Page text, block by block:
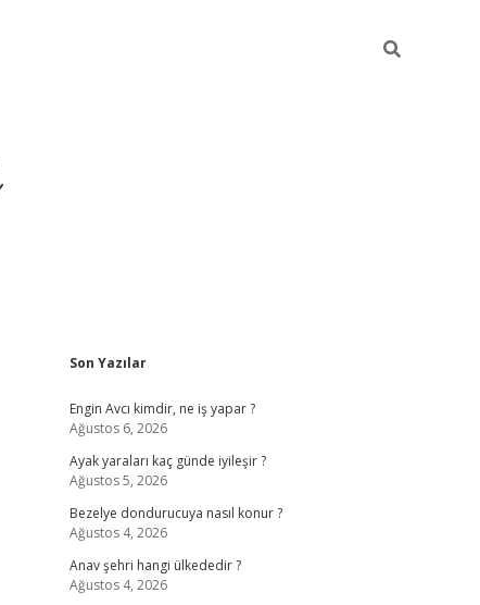
Sidebar
Son Yazılar
Engin Avcı kimdir, ne iş yapar ?
Ağustos 6, 2026
Ayak yaraları kaç günde iyileşir ?
Ağustos 5, 2026
Bezelye dondurucuya nasıl konur ?
Ağustos 4, 2026
Anav şehri hangi ülkededir ?
Ağustos 4, 2026